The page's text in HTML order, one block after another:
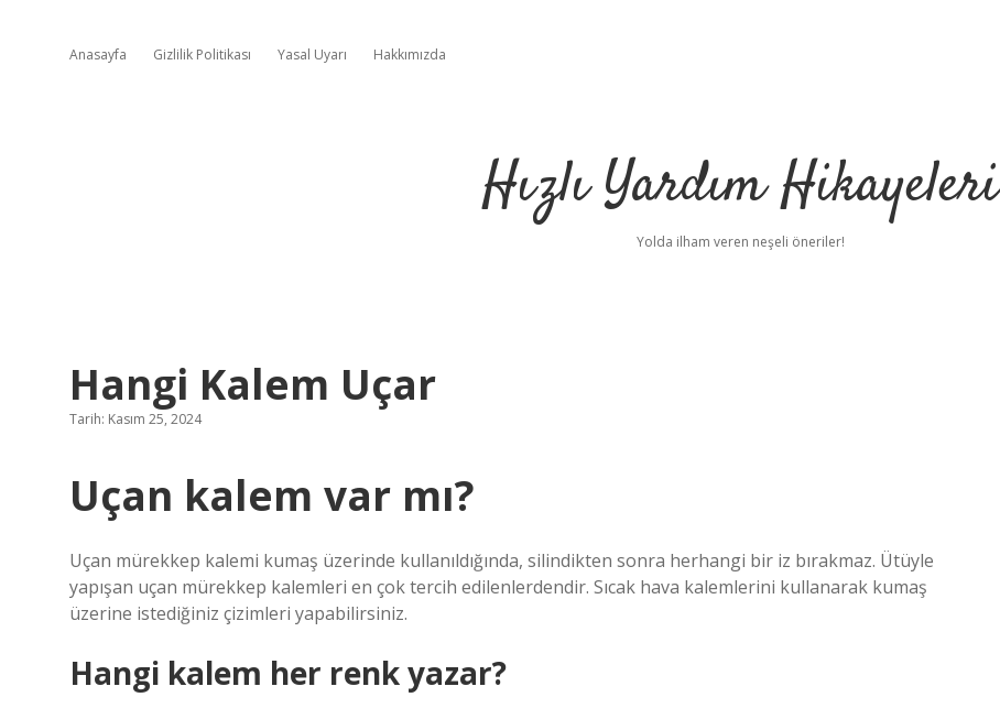
Anasayfa Gizlilik Politikası Yasal Uyarı Hakkımızda
Hızlı Yardım Hikayeleri
Yolda ilham veren neşeli öneriler!
Hangi Kalem Uçar
Tarih: Kasım 25, 2024
Uçan kalem var mı?
Uçan mürekkep kalemi kumaş üzerinde kullanıldığında, silindikten sonra herhangi bir iz bırakmaz. Ütüyle
yapışan uçan mürekkep kalemleri en çok tercih edilenlerdendir. Sıcak hava kalemlerini kullanarak kumaş
üzerine istediğiniz çizimleri yapabilirsiniz.
Hangi kalem her renk yazar?